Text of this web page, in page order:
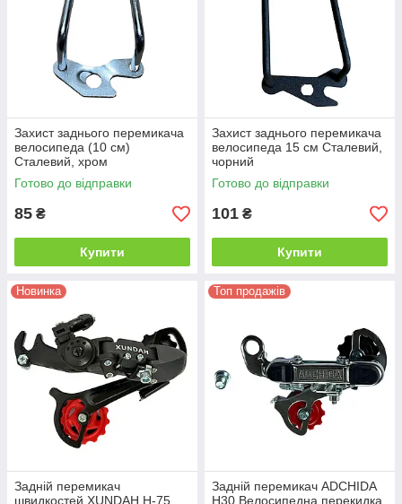
Захист заднього перемикача
велосипеда (10 см)
Сталевий, хром
Готово до відправки
85 ₴
Купити
Захист заднього перемикача
велосипеда 15 см Сталевий,
чорний
Готово до відправки
101 ₴
Купити
Новинка
Задній перемикач
швидкостей XUNDAH H-75
Топ продажів
Задній перемикач ADCHIDA
H30 Велосипедна перекидка